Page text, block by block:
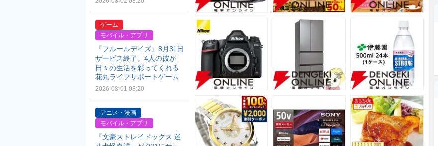
ゲーム
モバイル・アプリ
『フルールデイズ』8月31日
サービス終了。4人の彼が
日々の生活を彩ってくれる
花丸ライフサポートゲーム
2026-08-01 08:20
アニメ・漫画
モバイル・アプリ
『文豪ストレイドッグス 迷